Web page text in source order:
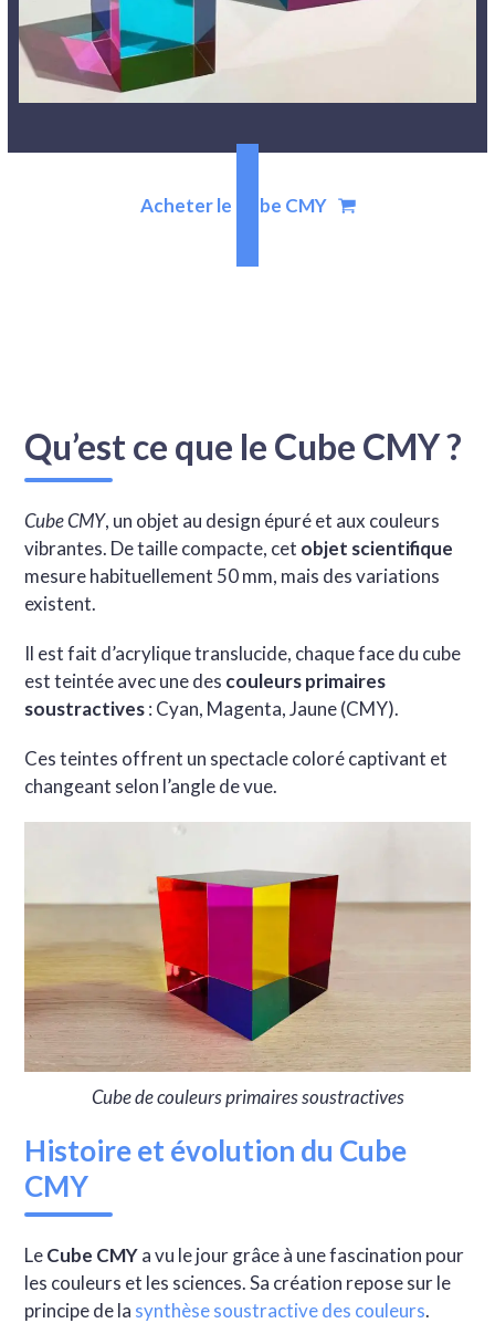
Acheter le Cube CMY
Qu’est ce que le Cube CMY ?
Cube CMY, un objet au design épuré et aux couleurs
vibrantes. De taille compacte, cet objet scientifique
mesure habituellement 50 mm, mais des variations
existent.
Il est fait d’acrylique translucide, chaque face du cube
est teintée avec une des couleurs primaires
soustractives: Cyan, Magenta, Jaune (CMY).
Ces teintes offrent un spectacle coloré captivant et
changeant selon l’angle de vue.
Cube de couleurs primaires soustractives
Histoire et évolution du Cube
CMY
LeCube CMYa vu le jour grâce à une fascination pour
les couleurs et les sciences. Sa création repose sur le
principe de la synthèse soustractive des couleurs.